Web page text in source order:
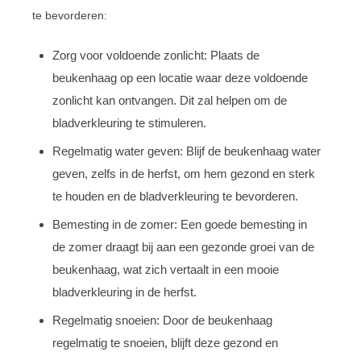
te bevorderen:
Zorg voor voldoende zonlicht: Plaats de
beukenhaag op een locatie waar deze voldoende
zonlicht kan ontvangen. Dit zal helpen om de
bladverkleuring te stimuleren.
Regelmatig water geven: Blijf de beukenhaag water
geven, zelfs in de herfst, om hem gezond en sterk
te houden en de bladverkleuring te bevorderen.
Bemesting in de zomer: Een goede bemesting in
de zomer draagt bij aan een gezonde groei van de
beukenhaag, wat zich vertaalt in een mooie
bladverkleuring in de herfst.
Regelmatig snoeien: Door de beukenhaag
regelmatig te snoeien, blijft deze gezond en